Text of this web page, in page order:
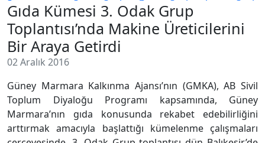
Gıda Kümesi 3. Odak Grup
Toplantısı’nda Makine Üreticilerini
Bir Araya Getirdi
02 Aralık 2016
Güney Marmara Kalkınma Ajansı’nın (GMKA), AB Sivil
Toplum Diyaloğu Programı kapsamında, Güney
Marmara’nın gıda konusunda rekabet edebilirliğini
arttırmak amacıyla başlattığı kümelenme çalışmaları